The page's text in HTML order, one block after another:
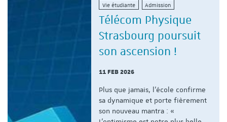
Vie étudiante Admission
Télécom Physique
Strasbourg poursuit
son ascension !
11 FEB 2026
Plus que jamais, l'école confirme
sa dynamique et porte fièrement
son nouveau mantra : «